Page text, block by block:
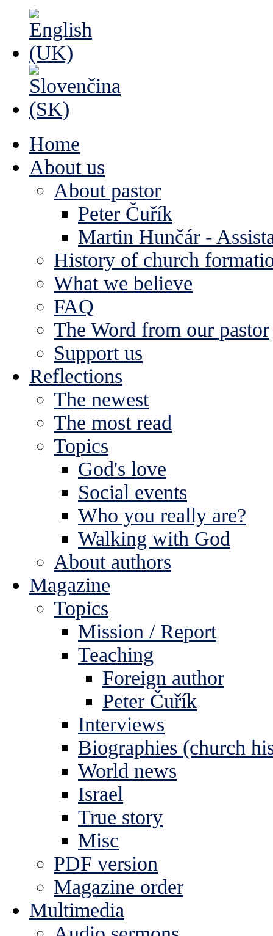
Home
About us
About pastor
Peter Čuřík
Martin Hunčár -
History of church
What we believe
FAQ
The Word from our pastor
Support us
Reflections
The newest
The most read
Topics
God's love
Social events
Who you really are?
Walking with God
About authors
Magazine
Topics
Mission / Report
Teaching
Foreign author
Peter Čuřík
Interviews
Biographies (church
World news
Israel
True story
Misc
PDF version
Magazine order
Multimedia